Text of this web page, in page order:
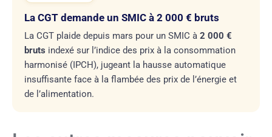
La CGT demande un SMIC à 2 000 € bruts
La CGT plaide depuis mars pour un SMIC à 2 000 €
bruts indexé sur l’indice des prix à la consommation
harmonisé (IPCH), jugeant la hausse automatique
insuffisante face à la flambée des prix de l’énergie et
de l’alimentation.